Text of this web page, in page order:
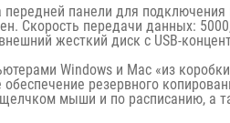
передней панели для
Скорость передачи данных:
жесткий диск с USB-
Windows и Mac «из
резервного
мыши и по расписанию, а